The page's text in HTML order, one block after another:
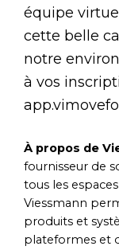
équipe
cette belle
notre
à vos
À propos de
fournisseur de
tous les
Viessmann
produits et
plateformes et